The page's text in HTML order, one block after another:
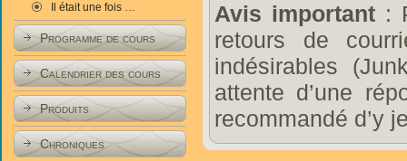
Il était une fois …
Programme de cours
Calendrier des cours
Produits
Chroniques
Avis important :
retours de
indésirables
attente d’une
recommandé d’y